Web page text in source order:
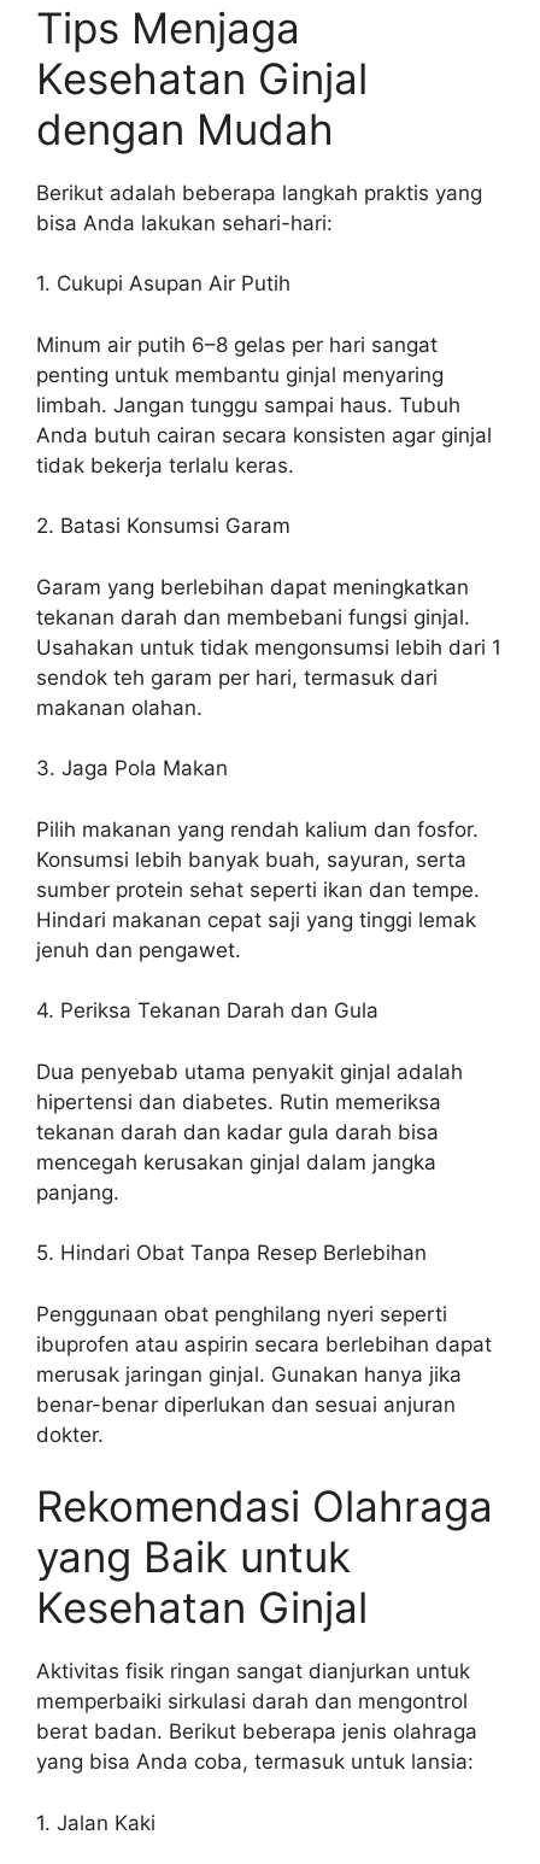
Tips Menjaga
Kesehatan Ginjal
dengan Mudah
Berikut adalah beberapa langkah praktis yang
bisa Anda lakukan sehari-hari:
1. Cukupi Asupan Air Putih
Minum air putih 6–8 gelas per hari sangat
penting untuk membantu ginjal menyaring
limbah. Jangan tunggu sampai haus. Tubuh
Anda butuh cairan secara konsisten agar ginjal
tidak bekerja terlalu keras.
2. Batasi Konsumsi Garam
Garam yang berlebihan dapat meningkatkan
tekanan darah dan membebani fungsi ginjal.
Usahakan untuk tidak mengonsumsi lebih dari 1
sendok teh garam per hari, termasuk dari
makanan olahan.
3. Jaga Pola Makan
Pilih makanan yang rendah kalium dan fosfor.
Konsumsi lebih banyak buah, sayuran, serta
sumber protein sehat seperti ikan dan tempe.
Hindari makanan cepat saji yang tinggi lemak
jenuh dan pengawet.
4. Periksa Tekanan Darah dan Gula
Dua penyebab utama penyakit ginjal adalah
hipertensi dan diabetes. Rutin memeriksa
tekanan darah dan kadar gula darah bisa
mencegah kerusakan ginjal dalam jangka
panjang.
5. Hindari Obat Tanpa Resep Berlebihan
Penggunaan obat penghilang nyeri seperti
ibuprofen atau aspirin secara berlebihan dapat
merusak jaringan ginjal. Gunakan hanya jika
benar-benar diperlukan dan sesuai anjuran
dokter.
Rekomendasi Olahraga
yang Baik untuk
Kesehatan Ginjal
Aktivitas fisik ringan sangat dianjurkan untuk
memperbaiki sirkulasi darah dan mengontrol
berat badan. Berikut beberapa jenis olahraga
yang bisa Anda coba, termasuk untuk lansia:
1. Jalan Kaki